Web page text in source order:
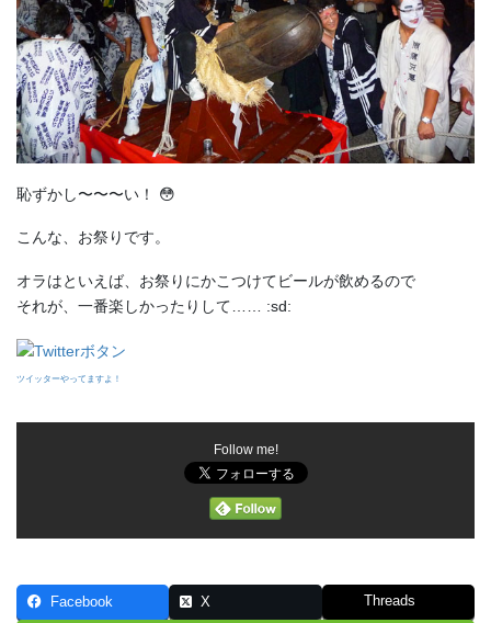
恥ずかし〜〜〜い！ 😳
こんな、お祭りです。
オラはといえば、お祭りにかこつけてビールが飲めるので
それが、一番楽しかったりして…… :sd:
ツイッターやってますよ！
Follow me!
Facebook X Threads